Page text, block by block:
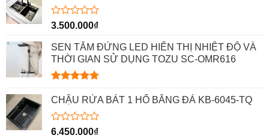
Được
hạng
0
5
sao
3.500.000₫
SEN TẮM ĐỨNG LED HIỂN THỊ NHIỆT ĐỘ VÀ
THỜI GIAN SỬ DỤNG TOZU SC-OMR616
hạng 5.00
CHẬU RỬA BÁT 1 HỐ BẰNG ĐÁ KB-6045-TQ
Được
6.450.000₫